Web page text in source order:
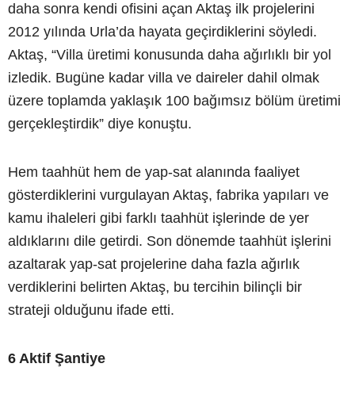
daha sonra kendi ofisini açan Aktaş ilk projelerini
2012 yılında Urla’da hayata geçirdiklerini söyledi.
Aktaş, “Villa üretimi konusunda daha ağırlıklı bir yol
izledik. Bugüne kadar villa ve daireler dahil olmak
üzere toplamda yaklaşık 100 bağımsız bölüm üretimi
gerçekleştirdik” diye konuştu.
Hem taahhüt hem de yap-sat alanında faaliyet
gösterdiklerini vurgulayan Aktaş, fabrika yapıları ve
kamu ihaleleri gibi farklı taahhüt işlerinde de yer
aldıklarını dile getirdi. Son dönemde taahhüt işlerini
azaltarak yap-sat projelerine daha fazla ağırlık
verdiklerini belirten Aktaş, bu tercihin bilinçli bir
strateji olduğunu ifade etti.
6 Aktif Şantiye